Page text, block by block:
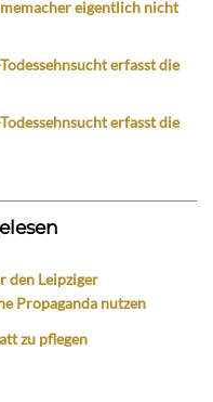
eigentlich nicht
erfasst die
erfasst die
den Leipziger
Propaganda nutzen
zu pflegen